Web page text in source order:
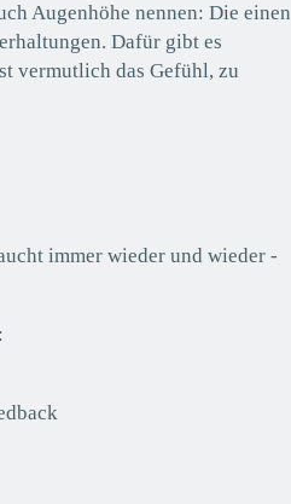
Augenhöhe nennen: Die einen
Dafür gibt es
vermutlich das Gefühl, zu
immer wieder und wieder -